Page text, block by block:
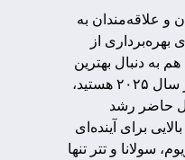
و علاقه‌مندان به
بهره‌برداری از
به دنبال بهترین
ارزهای دیجیتال برای سرمایه‌گذاری در سال ۲۰۲۵ هستید،
حاضر رشد
برای آینده‌ای
سولانا و تتر تنها